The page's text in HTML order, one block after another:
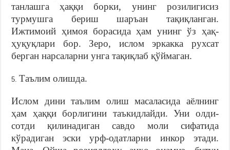
танлашга ҳаққи борки, унинг розилигисиз
турмушга бериш шаръан тақиқланган.
Ижтимоий ҳимоя борасида ҳам унинг ўз ҳақ-
ҳуқуқлари бор. Зеро, ислом эркакка рухсат
берган нарсаларни унга тақиқлаб қўймаган.
Таълим олишда.
Ислом дини таълим олиш масаласида аёлнинг
ҳам ҳаққи борлигини таъкидлайди. Уни олди-
сотди қилинадиган савдо моли сифатида
кўрадиган эски урф-одатларни инкор этади.